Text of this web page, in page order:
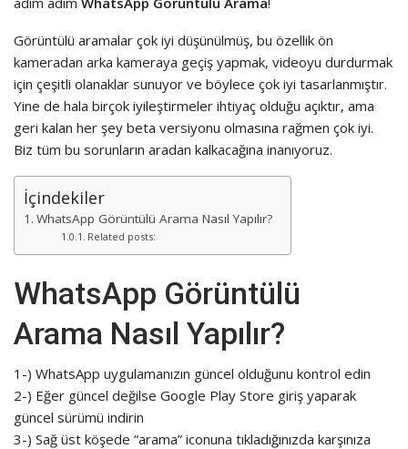
Görüntülü aramalar çok iyi düşünülmüş, bu özellik ön
kameradan arka kameraya geçiş yapmak, videoyu durdurmak
için çeşitli olanaklar sunuyor ve böylece çok iyi tasarlanmıştır.
Yine de hala birçok iyileştirmeler ihtiyaç olduğu açıktır, ama
geri kalan her şey beta versiyonu olmasına rağmen çok iyi.
Biz tüm bu sorunların aradan kalkacağına inanıyoruz.
İçindekiler
WhatsApp Görüntülü Arama Nasıl Yapılır?
Related posts:
WhatsApp Görüntülü
Arama Nasıl Yapılır?
1-) WhatsApp uygulamanızın güncel olduğunu kontrol edin
2-) Eğer güncel değilse Google Play Store giriş yaparak
güncel sürümü indirin
3-) Sağ üst köşede “arama” iconuna tıkladığınızda karşınıza